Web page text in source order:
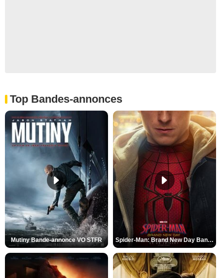
Top Bandes-annonces
Mutiny Bande-annonce VO STFR Spider-Man: Brand New Day Bande-annonce VO STFR